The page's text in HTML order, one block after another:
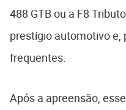
488 GTB ou a F8
prestígio automotivo e,
frequentes.
Após a apreensão,